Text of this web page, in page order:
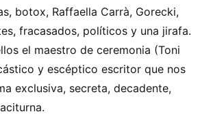
botox, Raffaella Carrà, Gorecki,
fracasados, políticos y una jirafa.
el maestro de ceremonia (Toni
y escéptico escritor que nos
exclusiva, secreta, decadente,